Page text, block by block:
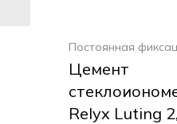
Постоянная
Цемент
Relyx Luting